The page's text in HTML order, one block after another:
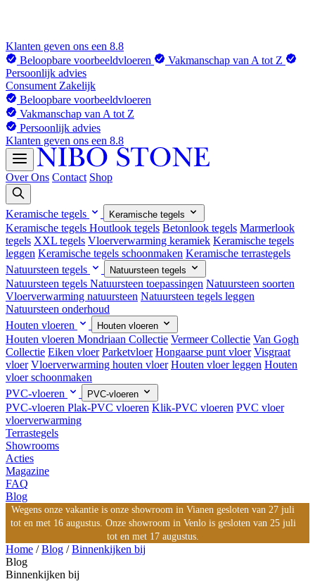
Klanten geven ons een 8.8
Beloopbare voorbeeldvloeren
Vakmanschap van A tot Z
Persoonlijk advies
Consument Zakelijk
Beloopbare voorbeeldvloeren
Vakmanschap van A tot Z
Persoonlijk advies
Klanten geven ons een 8.8
Over Ons Contact Shop
Keramische tegels Keramische tegels
Keramische tegels Houtlook tegels Betonlook tegels Marmerlook
tegels XXL tegels Vloerverwarming keramiek Keramische tegels
leggen Keramische tegels schoonmaken Keramische terrastegels
Natuursteen tegels
Natuursteen tegels
Natuursteen tegels Natuursteen toepassingen Natuursteen soorten
Vloerverwarming natuursteen Natuursteen tegels leggen
Natuursteen onderhoud
Houten vloeren
Houten vloeren
Houten vloeren Mondriaan Collectie Vermeer Collectie Van Gogh
Collectie Eiken vloer Parketvloer Hongaarse punt vloer Visgraat
vloer Vloerverwarming houten vloer Houten vloer leggen Houten
vloer schoonmaken
PVC-vloeren
PVC-vloeren
PVC-vloeren Plak-PVC vloeren Klik-PVC vloeren PVC vloer
vloerverwarming
Terrastegels
Showrooms
Acties
Magazine
FAQ
Blog
Wegens onze vakantie is onze showroom in Vianen gesloten van 27 juli
tot en met 16 augustus. Onze showroom in Venlo is gesloten van 25 juli
tot en met 17 augustus.
Home /Blog /Binnenkijken bij
Blog
Binnenkijken bij